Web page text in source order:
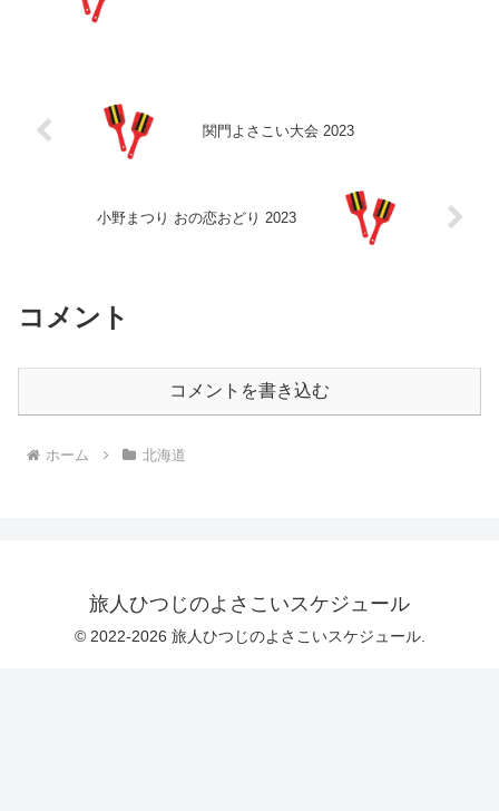
関門よさこい大会 2023
小野まつり おの恋おどり 2023
コメント
コメントを書き込む
ホーム 北海道
旅人ひつじのよさこいスケジュール
© 2022-2026 旅人ひつじのよさこいスケジュール.